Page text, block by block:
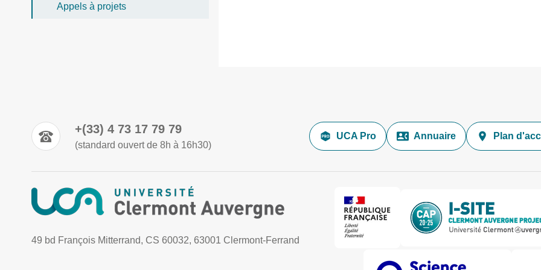
Appels à projets
+(33) 4 73 17 79 79
(standard ouvert de 8h à 16h30)
UCA Pro Annuaire Plan
49 bd François Mitterrand, CS 60032, 63001 Clermont-Ferrand